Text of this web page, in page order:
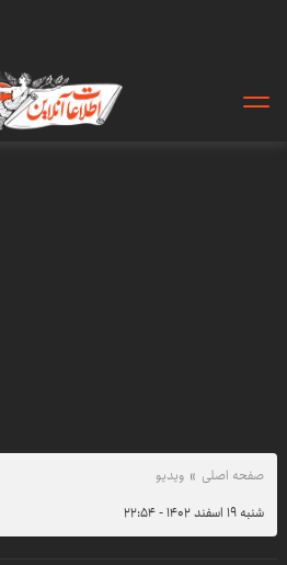
صفحه اصلی ویدیو
شنبه ۱۹ اسفند ۱۴۰۲ - ۲۲:۵۴